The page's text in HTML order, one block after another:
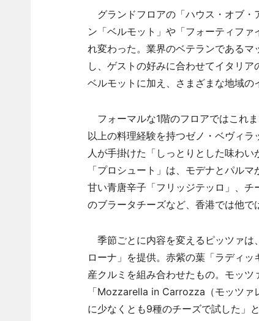
グランドフロアの「ハウス・オブ・
ン「ベルモット」や「フォーティフ
れ変わった。業界のベテランである
し、ゲストの好みに合わせてイタリ
ベルモットに加え、さまざまな地域の
フォーマルな1階のフロアではこれ
以上の料理経験を持つゼノ・ベヴィ
人が手掛けた「しっとりとした味わ
「プロシュート」は、モデナとパル
甘い青唐辛子「フリッジテッロ」、
のブラータチーズなど、香港では他で
季節ごとに内容を変えるピッツァは
ローナ」を提供。赤紫の葉「ラディ
産クルミを組み合わせたもの。モッ
「Mozzarella in Carrozza（モッツァ
に少なくとも9種のチーズで試した」と